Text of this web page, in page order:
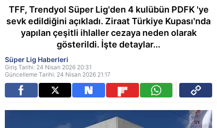
TFF, Trendyol Süper Lig'den 4 kulübün PDFK 'ye
sevk edildiğini açıkladı. Ziraat Türkiye Kupası'nda
yapılan çeşitli ihlaller cezaya neden olarak
gösterildi. İşte detaylar...
Süper Lig Haberleri
Giriş Tarihi: 24 Nisan 2026 20:31
Güncelleme Tarihi: 24 Nisan 2026 21:17